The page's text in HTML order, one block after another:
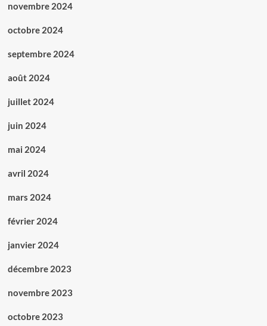
novembre 2024
octobre 2024
septembre 2024
août 2024
juillet 2024
juin 2024
mai 2024
avril 2024
mars 2024
février 2024
janvier 2024
décembre 2023
novembre 2023
octobre 2023